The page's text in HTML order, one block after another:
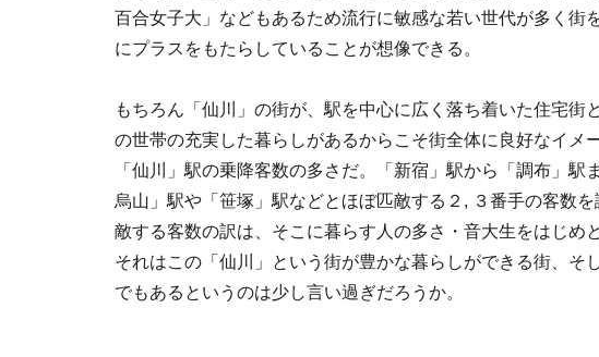
百合女子大」などもあるため流行に敏感な若い世代が多く街
にプラスをもたらしていることが想像できる。
もちろん「仙川」の街が、駅を中心に広く落ち着いた住宅街
の世帯の充実した暮らしがあるからこそ街全体に良好なイメ
「仙川」駅の乗降客数の多さだ。「新宿」駅から「調布」
烏山」駅や「笹塚」駅などとほぼ匹敵する２, ３番手の客数
敵する客数の訳は、そこに暮らす人の多さ・音大生をはじめ
それはこの「仙川」という街が豊かな暮らしができる街、そ
でもあるというのは少し言い過ぎだろうか。